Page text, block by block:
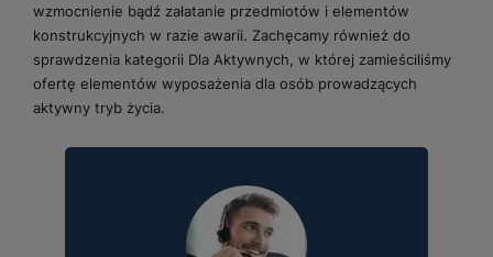
wzmocnienie bądź załatanie przedmiotów i elementów
konstrukcyjnych w razie awarii. Zachęcamy również do
sprawdzenia kategorii Dla Aktywnych, w której zamieściliśmy
ofertę elementów wyposażenia dla osób prowadzących
aktywny tryb życia.